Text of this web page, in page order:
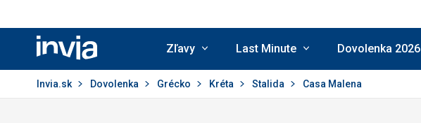
Invia.sk
Zľavy Last Minute Dovolenka 2026
Invia.sk Dovolenka Grécko Kréta Stalida Casa Malena